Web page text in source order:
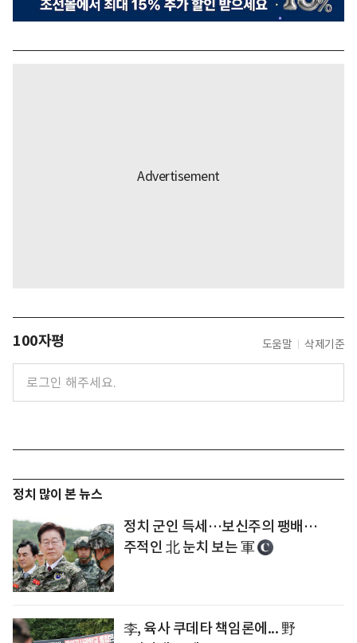
100자평 도움말 삭제기준
정치 많이 본 뉴스
정치 군인 득세…보신주의 팽배…
주적인 北 눈치 보는 軍
李, 육사 쿠데타 책임론에... 野